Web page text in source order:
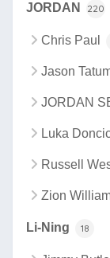
JORDAN 220
Chris Paul
Jason
JORDAN
Luka
Russell
Zion
Li-Ning 18